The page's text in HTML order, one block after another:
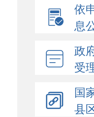
依
息
政
受
国
县